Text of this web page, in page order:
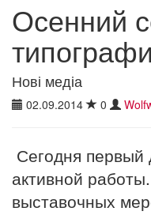
Осенний
Нові медіа
02.09.2014 0
Сегодня первый
активной
выставочных